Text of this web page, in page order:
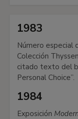
1983
Número especial
Colección
citado texto del
Personal Choice”.
1984
Exposición